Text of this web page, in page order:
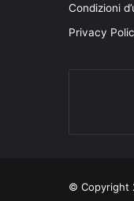
Condizioni
Privacy
© Copyright